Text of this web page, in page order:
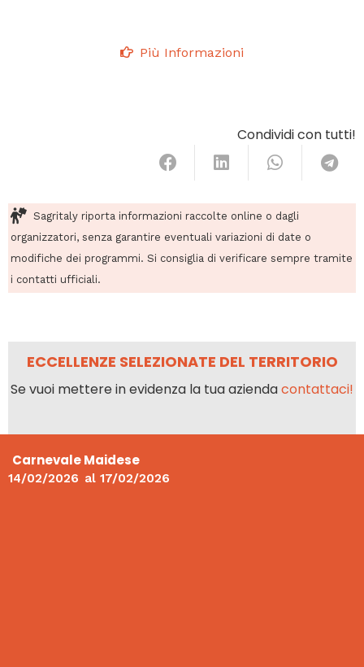
Più Informazioni
Condividi con tutti!
Sagritaly riporta informazioni raccolte online o dagli
organizzatori, senza garantire eventuali variazioni di date o
modifiche dei programmi. Si consiglia di verificare sempre tramite
i contatti ufficiali.
ECCELLENZE SELEZIONATE DEL TERRITORIO
Se vuoi mettere in evidenza la tua aziendacontattaci!
Carnevale Maidese
14/02/2026 al 17/02/2026